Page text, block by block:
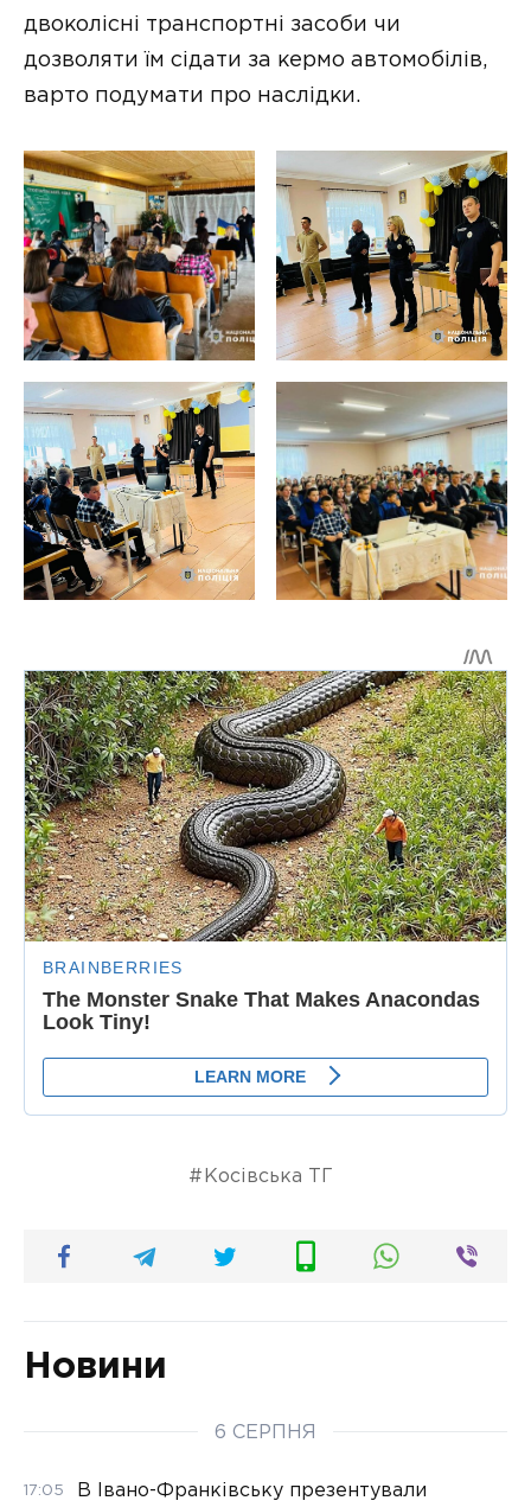
двоколісні транспортні засоби чи
дозволяти їм сідати за кермо автомобілів,
варто подумати про наслідки.
Косівська ТГ
Новини
6 СЕРПНЯ
17:05 В Івано-Франківську презентували